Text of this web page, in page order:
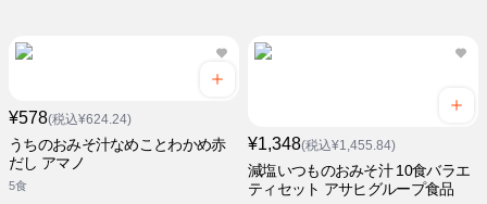
¥578(税込¥624.24)
うちのおみそ汁なめことわかめ赤
だし アマノ
5食
¥1,348(税込¥1,455.84)
減塩いつものおみそ汁 10食バラエ
ティセット アサヒグループ食品